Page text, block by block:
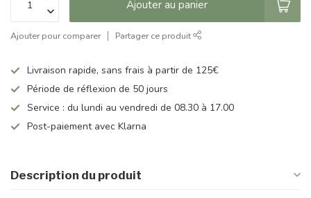
Ajouter au panier
Ajouter pour comparer Partager ce produit
Livraison rapide, sans frais à partir de 125€
Période de réflexion de 50 jours
Service : du lundi au vendredi de 08.30 à 17.00
Post-paiement avec Klarna
Description du produit